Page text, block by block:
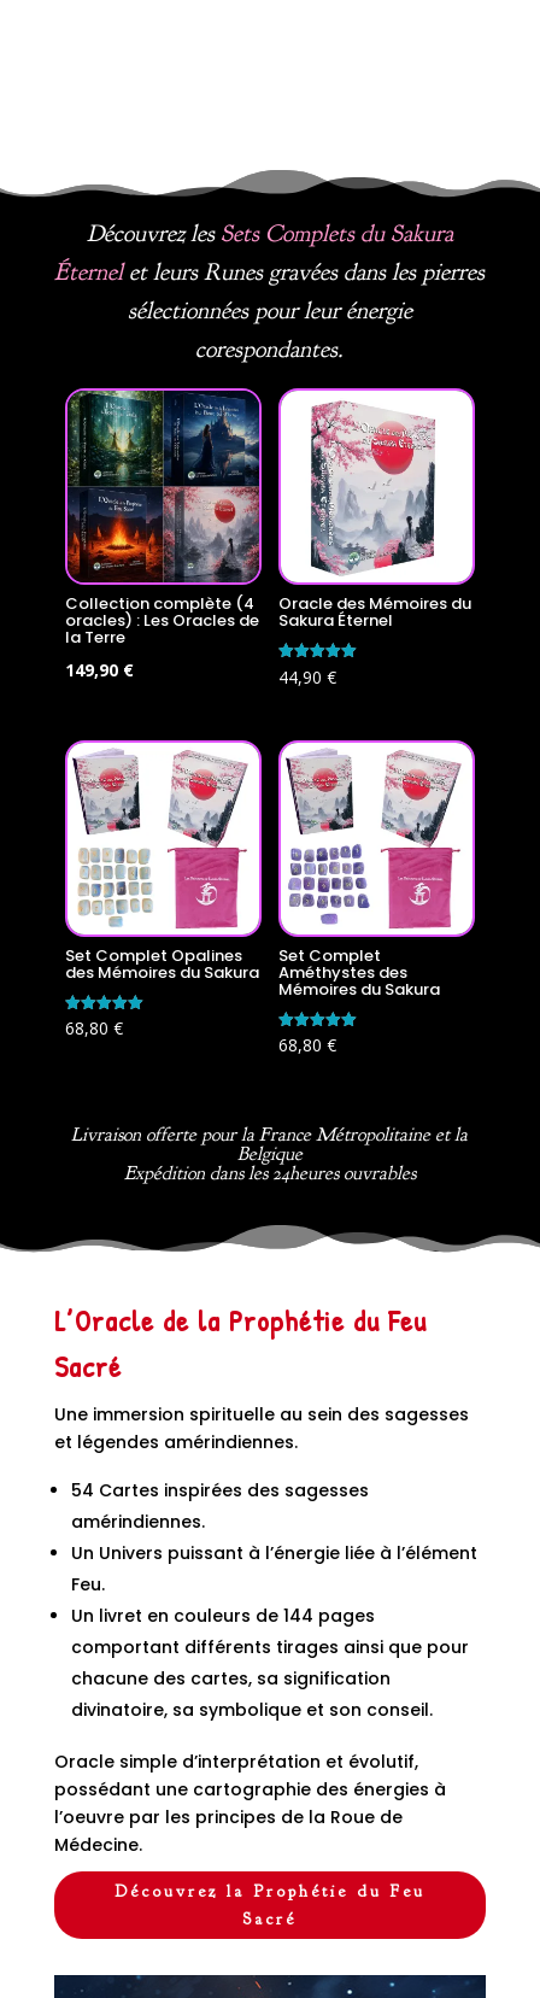
Découvrez les Sets Complets du Sakura
Éternelet leurs Runes gravées dans les pierres
sélectionnées pour leur énergie
corespondantes.
Collection complète (4
oracles) : Les Oracles de
la Terre
Le
était :
179,60 €.
149,90 €Le
est :
149,90 €.
Oracle des Mémoires du
Sakura Éternel
Note
5.00
44,90 €
Set Complet Opalines
des Mémoires du Sakura
Note
5.00
68,80 €
Set Complet
Améthystes des
Mémoires du Sakura
Note
5.00
68,80 €
Livraison offerte pour la France Métropolitaine et la
Belgique
Expédition dans les 24heures ouvrables
L’Oracle de la Prophétie du Feu
Sacré
Une immersion spirituelle au sein des sagesses
et légendes amérindiennes.
54 Cartes inspirées des sagesses
amérindiennes.
Un Univers puissant à l’énergie liée à l’élément
Feu.
Un livret en couleurs de 144 pages
comportant différents tirages ainsi que pour
chacune des cartes, sa signification
divinatoire, sa symbolique et son conseil.
Oracle simple d’interprétation et évolutif,
possédant une cartographie des énergies à
l’oeuvre par les principes de la Roue de
Médecine.
Découvrez la Prophétie du Feu
Sacré